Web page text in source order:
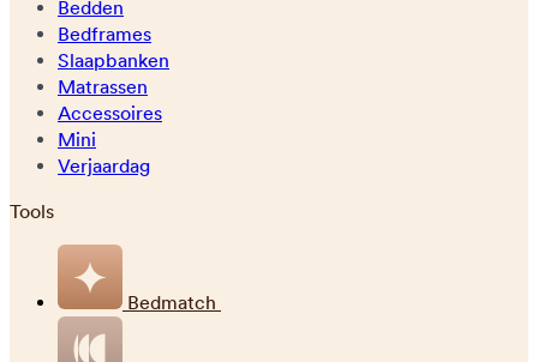
Bedden
Bedframes
Slaapbanken
Matrassen
Accessoires
Mini
Verjaardag
Tools
Bedmatch